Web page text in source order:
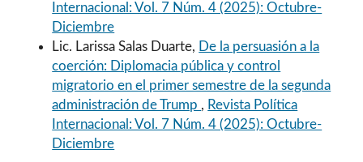
Internacional: Vol. 7 Núm. 4 (2025): Octubre-
Diciembre
Lic. Larissa Salas Duarte, De la persuasión a la
coerción: Diplomacia pública y control
migratorio en el primer semestre de la segunda
administración de Trump , Revista Política
Internacional: Vol. 7 Núm. 4 (2025): Octubre-
Diciembre